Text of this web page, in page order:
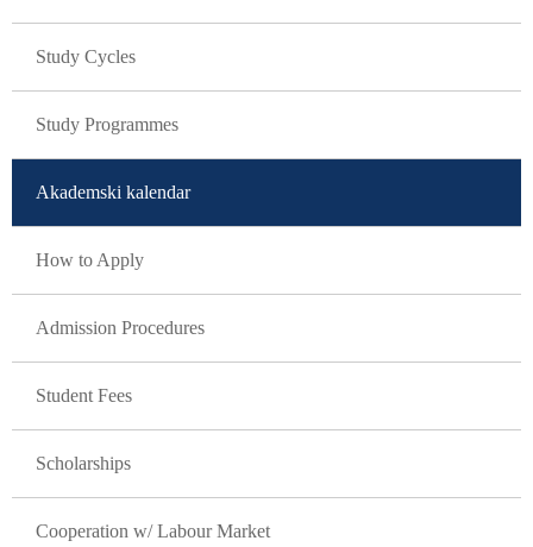
Study Cycles
Study Programmes
Akademski kalendar
How to Apply
Admission Procedures
Student Fees
Scholarships
Cooperation w/ Labour Market